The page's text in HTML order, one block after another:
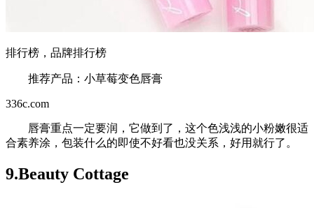
排行榜，品牌排行榜
推荐产品：小草莓变色唇膏
336c.com
唇膏重点一定要润，它做到了，这个色浅浅的小粉嫩很适
合素养涂，包装什么的即使不好看也没关系，好用就行了。
9.Beauty Cottage